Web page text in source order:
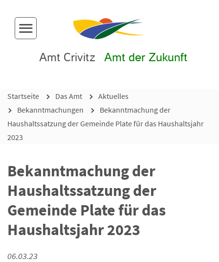
Menü-Button
Amt Crivitz Amt der Zukunft
Startseite Das Amt
Aktuelles
Bekanntmachungen
Bekanntmachung der
Haushaltssatzung der Gemeinde Plate für das Haushaltsjahr
2023
Bekanntmachung der
Haushaltssatzung der
Gemeinde Plate für das
Haushaltsjahr 2023
06.03.23